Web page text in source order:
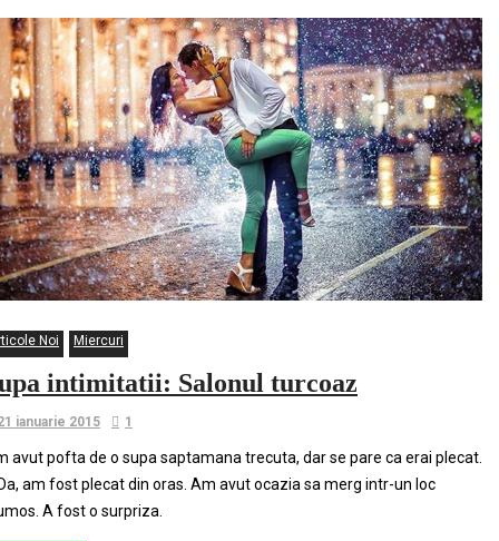
Noi Miercuri
intimitatii: Salonul turcoaz
ianuarie 2015 1
avut pofta de o supa saptamana trecuta, dar se pare ca erai plecat.
am fost plecat din oras. Am avut ocazia sa merg intr-un loc
A fost o surpriza.